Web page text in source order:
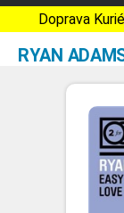
Doprava
RYAN